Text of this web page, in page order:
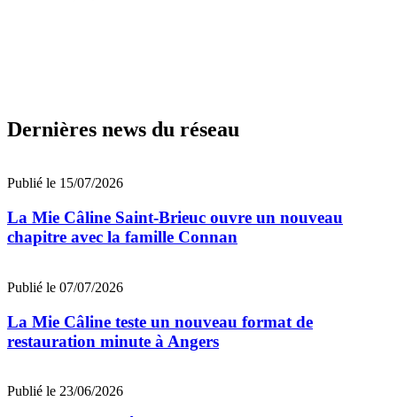
Dernières news du réseau
Publié le 15/07/2026
La Mie Câline Saint-Brieuc ouvre un nouveau
chapitre avec la famille Connan
Publié le 07/07/2026
La Mie Câline teste un nouveau format de
restauration minute à Angers
Publié le 23/06/2026